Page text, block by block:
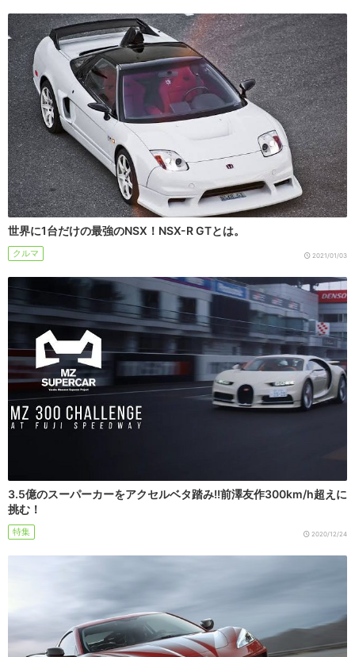
世界に1台だけの最強のNSX！NSX-R GTとは。
クルマ 2021/01/03
3.5億のスーパーカーをアクセルベタ踏み!!前澤友作300km/h超えに
挑む！
特集 2020/12/24